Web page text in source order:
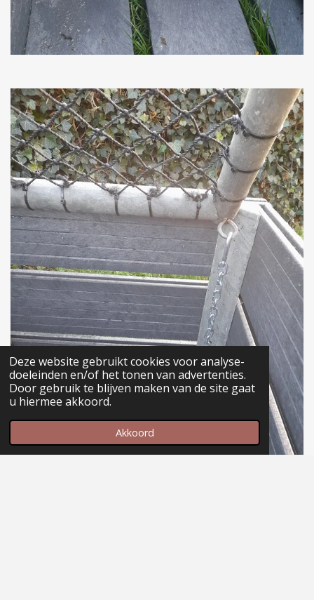
Deze website gebruikt cookies voor analyse-
doeleinden en/of het tonen van advertenties.
Door gebruik te blijven maken van de site gaat
u hiermee akkoord.
Akkoord